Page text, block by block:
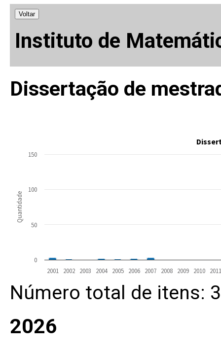
Voltar
Instituto de
Dissertação de
Quantidade
2001 2002 2003 2004 2005 2006 2007 2008 2009 2010 2011
0
50
100
150
Número total de itens:
2026